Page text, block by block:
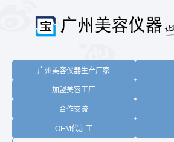
广州美容仪器生产厂家
加盟美容工厂
合作交流
OEM代加工